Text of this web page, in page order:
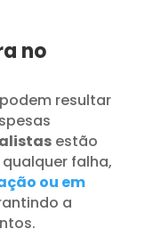
no
resultar
estão
falha,
ou em
a